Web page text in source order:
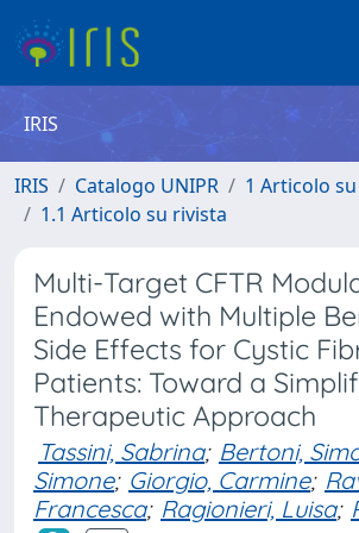
IRIS
IRIS Catalogo UNIPR
1 Articolo
1.1 Articolo su rivista
Multi-Target CFTR
Endowed with Multiple
Side Effects for Cystic
Patients: Toward a
Therapeutic Approach
Tassini, Sabrina; Bertoni,
Simone; Giorgio, Carmine;
Francesca; Ragionieri, Luisa;